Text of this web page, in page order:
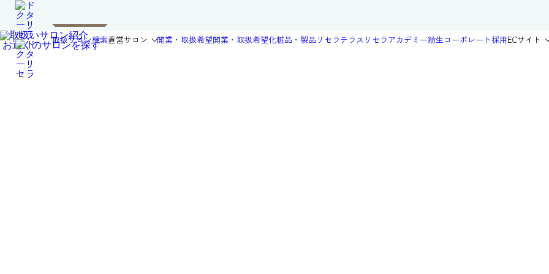
取扱サロン検索直営サロン 開業・取扱希望開業・取扱希望化粧品・製品 リセラテラス リセラアカデミー紡生コーポレート採用ECサイト
お近くのサロンを探す